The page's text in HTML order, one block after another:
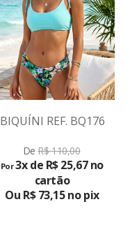
BIQUÍNI REF. BQ176
DeR$ 110,00
Por3x de R$ 25,67 no
cartão
Ou R$ 73,15 no pix